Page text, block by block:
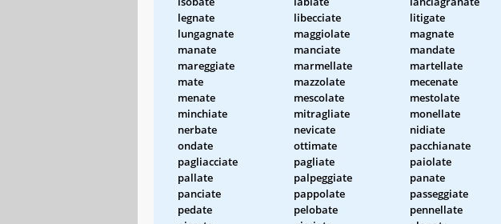
legnate
libecciate litigate
lungagnate
maggiolate magnate
manate
manciate mandate
mareggiate
marmellate martellate
mate
mazzolate mecenate
menate
mescolate mestolate
minchiate
mitragliate monellate
nerbate
nevicate nidiate
ondate
ottimate pacchianate
pagliacciate
pagliate paiolate
pallate
palpeggiate panate
panciate
pappolate passeggiate
pedate
pelobate pennellate